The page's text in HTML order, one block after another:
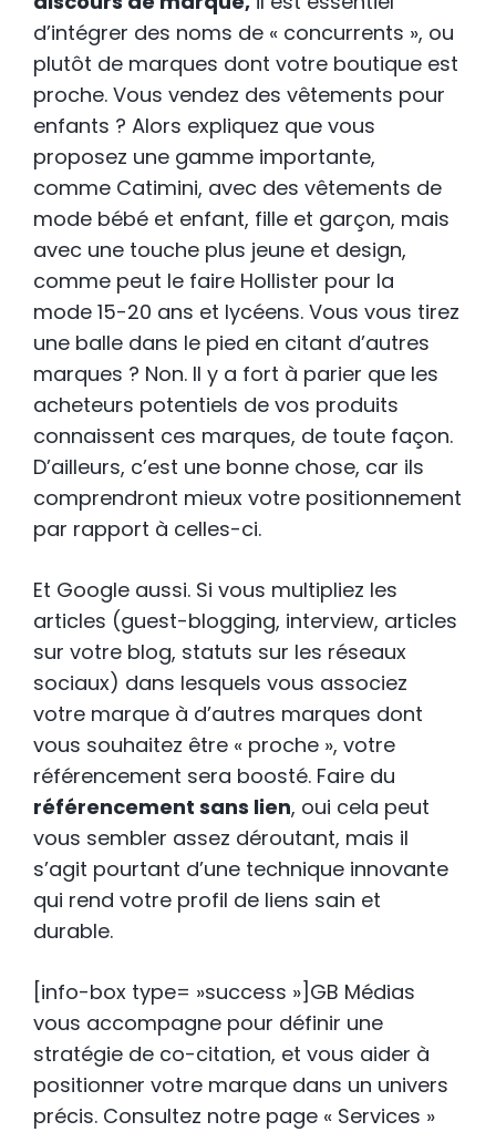
d’intégrer des noms de « concurrents », ou
plutôt de marques dont votre boutique est
proche. Vous vendez des vêtements pour
enfants ? Alors expliquez que vous
proposez une gamme importante,
comme Catimini, avec des vêtements de
mode bébé et enfant, fille et garçon, mais
avec une touche plus jeune et design,
comme peut le faire Hollister pour la
mode 15-20 ans et lycéens. Vous vous tirez
une balle dans le pied en citant d’autres
marques ? Non. Il y a fort à parier que les
acheteurs potentiels de vos produits
connaissent ces marques, de toute façon.
D’ailleurs, c’est une bonne chose, car ils
comprendront mieux votre positionnement
par rapport à celles-ci.
Et Google aussi. Si vous multipliez les
articles (guest-blogging, interview, articles
sur votre blog, statuts sur les réseaux
sociaux) dans lesquels vous associez
votre marque à d’autres marques dont
vous souhaitez être « proche », votre
référencement sera boosté. Faire du
référencement sans lien, oui cela peut
vous sembler assez déroutant, mais il
s’agit pourtant d’une technique innovante
qui rend votre profil de liens sain et
durable.
[info-box type= »success »]GB Médias
vous accompagne pour définir une
stratégie de co-citation, et vous aider à
positionner votre marque dans un univers
précis. Consultez notre page « Services »